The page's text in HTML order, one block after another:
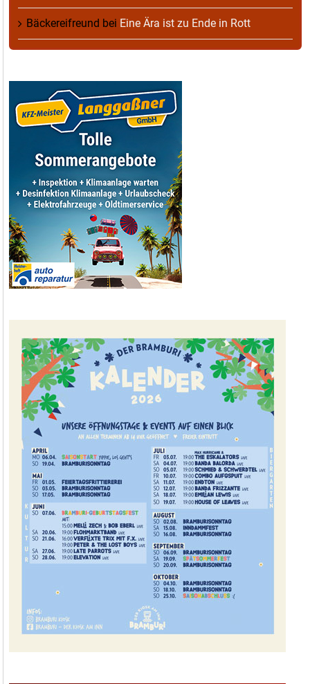
Bäckereifreund bei Eine Ära ist zu Ende in Rott